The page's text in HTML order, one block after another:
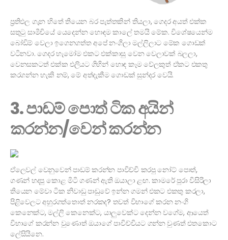
ප්‍රතිඵල ගැන හිතේ තියෙන බර පැත්තකින් තියලා, ගෙදර අයත් එක්ක
සතුටු සාමීචියේ යෙදෙන්න හොඳම කාලේ තමයි මේක. විශේෂයෙන්ම
බෝඩිම් වෙලා ඉගෙනගත්ත අපේ නංගිලා මල්ලිලාට මේක ගොඩක්
වටිනවා. ගෙදර හැමෝම එකට එක්කාසු වෙන වෙලාවක් බලලා,
වෙනසකටත් එක්ක එලියට ගිහින් හොඳ කෑම වේලකුත් ඒකට එකතු
කරගන්න හැකි නම්, මේ අත්දැකීම ගොඩක් සුන්දර වෙයි.
3. පාඩම් පොත් ටික අයින්
කරන්න/වෙන් කරන්න
ඒලෙවල් වෙනුවෙන් පාඩම් කරන්න පාවිච්චි කරපු නෝට් පොත්,
ගණන් හදපු කොළ මිටි ගණන් ඇති ඔයාලා ළඟ. කාමරේ පුරා විසිරිලා
තියෙන මේවා ටික නිවාඩු පාඩුවේ ඉන්න ගමන් එකට එකතු කරලා,
පිළිවෙලට අහුරගත්තොත් නරකද? තවත් විභාගේ කරන නංගි
කෙනෙක්ට, මල්ලි කෙනෙක්ට, යාලුවෙක්ට දෙන්න වගේම, ආයෙත්
විභාගේ කරන්න වුණොත් ඔයාගේ පාවිච්චියට ගන්න වුණත් එතකොට
ලේසියිනෙ.